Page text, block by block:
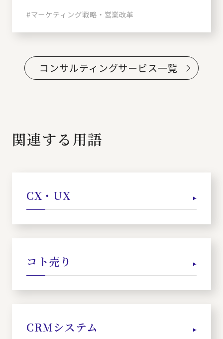
#マーケティング戦略・営業改革
コンサルティングサービス一覧
関連する用語
CX・UX
コト売り
CRMシステム